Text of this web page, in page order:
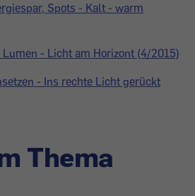
Spots - Kalt - warm
- Licht am Horizont (4/2015)
- Ins rechte Licht gerückt
Thema